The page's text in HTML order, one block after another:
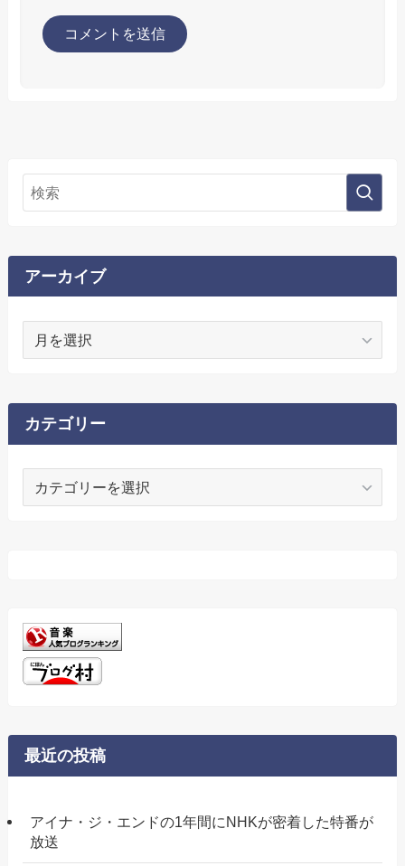
アーカイブ
ブ
カテゴリー
最近の投稿
アイナ・ジ・エンドの1年間にNHKが密着した特番が
放送